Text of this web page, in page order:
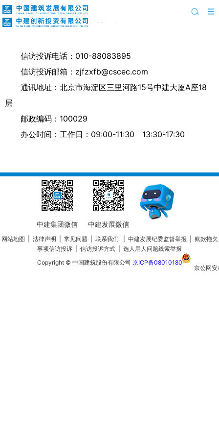
信访投诉方式
信访投诉电话：010-88083895
信访投诉邮箱： zjfzxfb@cscec.com
通讯地址：北京市海淀区三里河路15号中建大厦A座18
层
邮政编码：100029
办公时间：工作日：09:00-11:30 13:30-17:30
中建集团微信 中建发展微信
网站地图 法律声明 常见问题 联系我们 中建发展纪委监督举报
账款拖欠
事项信访投诉
信访投诉方式
选人用人问题线索举报
Copyright © 中国建筑股份有限公司 京ICP备08010180
京公网安